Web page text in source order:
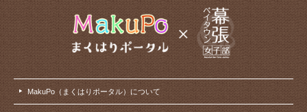
MakuPo（まくはりポータル）について